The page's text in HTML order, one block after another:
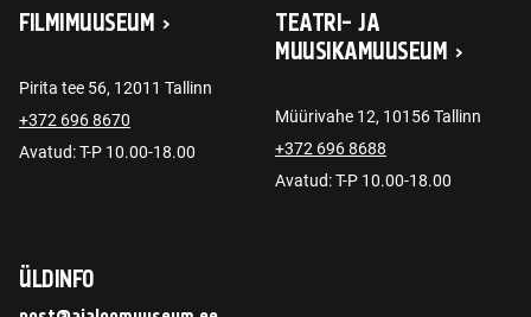
FILMIMUUSEUM
Pirita tee 56, 12011 Tallinn
+372 696 8670
Avatud: T-P 10.00-18.00
TEATRI- JA
MUUSIKAMUUSEUM
Müürivahe 12, 10156 Tallinn
+372 696 8688
Avatud: T-P 10.00-18.00
ÜLDINFO